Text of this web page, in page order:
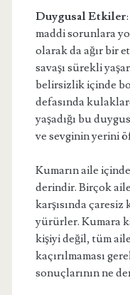
Duygusal Etkiler
maddi sorunlara
olarak da ağır bir
savaşı sürekli
belirsizlik içinde
defasında
yaşadığı bu
ve sevginin yerini
Kumarın aile
derindir. Birçok
karşısında
yürürler. Kumara
kişiyi değil, tüm
kaçırılmaması
sonuçlarının ne